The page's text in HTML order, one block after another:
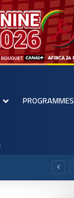
PROGRAMMES